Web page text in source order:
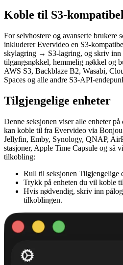
Koble til S3-
For selvhostere og avanserte brukere
inkluderer Evervideo en S3-
skylagring → S3-lagring, og skriv inn
tilgangsnøkkel, hemmelig nøkkel og
AWS S3, Backblaze B2, Wasabi,
Spaces og alle andre S3-API-
Tilgjengelige enheter
Denne seksjonen viser alle enheter
kan koble til fra Evervideo via
Jellyfin, Emby, Synology, QNAP,
stasjoner, Apple Time Capsule og så
tilkobling:
Rull til seksjonen Tilgjengelige
Trykk på enheten du vil koble
Hvis nødvendig, skriv inn
tilkoblingen.